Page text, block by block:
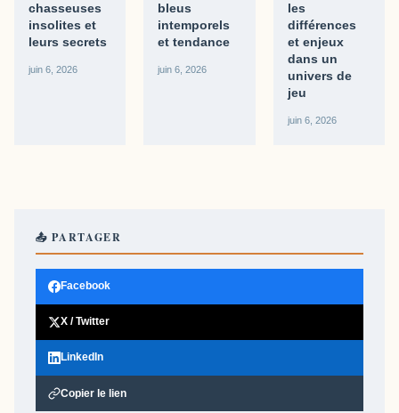
chasseuses
insolites et
leurs secrets
juin 6, 2026
bleus
intemporels
et tendance
juin 6, 2026
les
différences
et enjeux
dans un
univers de
jeu
juin 6, 2026
📤 PARTAGER
Facebook
X / Twitter
LinkedIn
Copier le lien